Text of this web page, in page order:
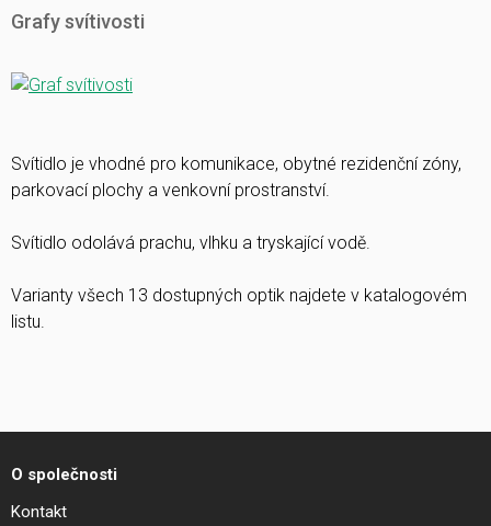
Grafy svítivosti
Svítidlo je vhodné pro komunikace, obytné rezidenční zóny,
parkovací plochy a venkovní prostranství.
Svítidlo odolává prachu, vlhku a tryskající vodě.
Varianty všech 13 dostupných optik najdete v katalogovém
listu.
O společnosti
Kontakt